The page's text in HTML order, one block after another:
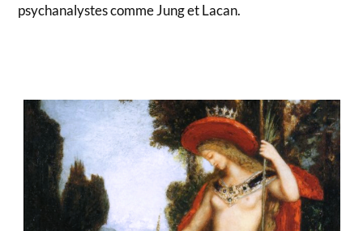
psychanalystes comme Jung et Lacan.